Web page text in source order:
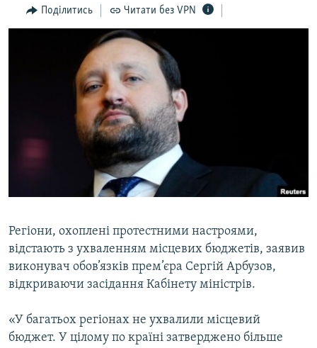
Перейти
до
ПОГЛЯД
ВСЕ ЗА ДЕНЬ
СПЕЦПРОЕКТИ
ДЕПОРТАЦІЯ
ВІДЕОУРОКИ «ELIFBE»
СВІДЧЕННЯ ОКУПАЦІЇ
УКРАЇНСЬКА ПРОБЛЕМА КРИМУ
ЯК ОБІЙТИ БЛОКУВАННЯ
Усі сайти RFE/RL
Поділитись Читати без VPN
Регіони, охоплені протестними настроями,
відстають з ухваленням місцевих бюджетів, заявив
виконувач обов’язків прем’єра Сергій Арбузов,
відкриваючи засідання Кабінету міністрів.
«У багатьох регіонах не ухвалили місцевий
бюджет. У цілому по країні затверджено більше